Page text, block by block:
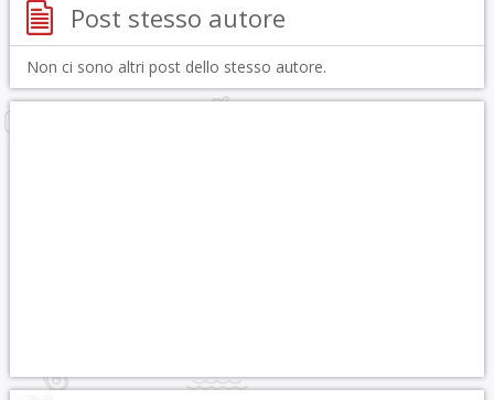
Post stesso autore
Non ci sono altri post dello stesso autore.